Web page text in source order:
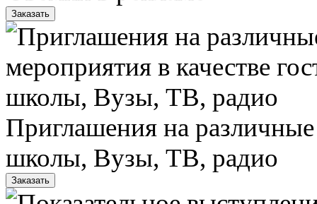
Заказать
Приглашения на различные
школы, Вузы, ТВ, радио
Заказать